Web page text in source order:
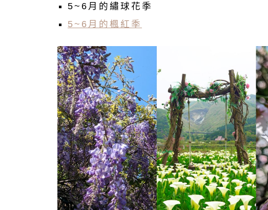
5~6月的繡球花季
5~6月的楓紅季